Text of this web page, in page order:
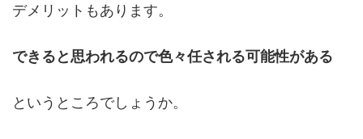
デメリットもあります。
できると思われるので色々任される可能性がある
というところでしょうか。